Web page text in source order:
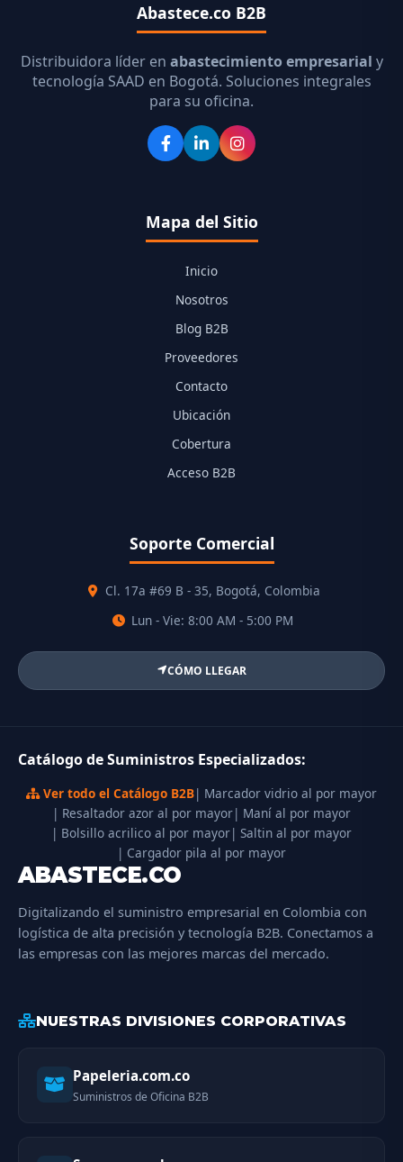
Abastece.co B2B
Distribuidora líder en abastecimiento empresarial y
tecnología SAAD en Bogotá. Soluciones integrales
para su oficina.
Mapa del Sitio
Inicio
Nosotros
Blog B2B
Proveedores
Contacto
Ubicación
Cobertura
Acceso B2B
Soporte Comercial
Cl. 17a #69 B - 35, Bogotá, Colombia
Lun - Vie: 8:00 AM - 5:00 PM
CÓMO LLEGAR
Catálogo de Suministros Especializados:
Ver todo el Catálogo B2B| Marcador vidrio al por mayor
| Resaltador azor al por mayor| Maní al por mayor
| Bolsillo acrilico al por mayor| Saltin al por mayor
| Cargador pila al por mayor
ABASTECE.CO
Digitalizando el suministro empresarial en Colombia con
logística de alta precisión y tecnología B2B. Conectamos a
las empresas con las mejores marcas del mercado.
NUESTRAS DIVISIONES CORPORATIVAS
Papeleria.com.co
Suministros de Oficina B2B